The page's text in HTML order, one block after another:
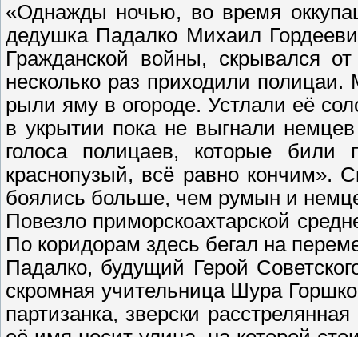
«Однажды ночью, во время
дедушка Падалко Михаил
Гражданской войны, скрывался
несколько раз приходили
рыли яму в огороде. Устлали её
в укрытии пока не выгнали
голоса полицаев, которые
краснопузый, всё равно кончим».
боялись больше, чем румын и
Повезло приморскоахтарской
По коридорам здесь бегал на
Падалко, будущий Герой
скромная учительница Шура
партизанка, зверски